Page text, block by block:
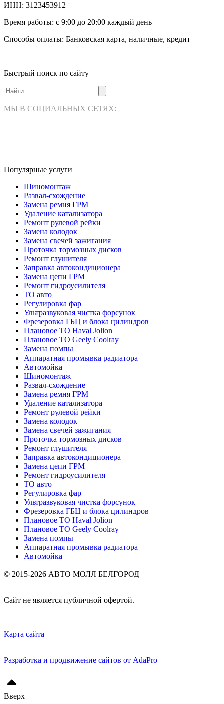
ИНН: 3123453912
Время работы: с 9:00 до 20:00 каждый день
Способы оплаты: Банковская карта, наличные, кредит
Быстрый поиск по сайту
МЫ В СОЦИАЛЬНЫХ СЕТЯХ:
Популярные услуги
Шиномонтаж
Развал-схождение
Замена ремня ГРМ
Удаление катализатора
Ремонт рулевой рейки
Замена колодок
Замена свечей зажигания
Проточка тормозных дисков
Ремонт глушителя
Заправка автокондиционера
Замена цепи ГРМ
Ремонт гидроусилителя
ТО авто
Регулировка фар
Ультразвуковая чистка форсунок
Фрезеровка ГБЦ и блока цилиндров
Плановое ТО Haval Jolion
Плановое ТО Geely Coolray
Замена помпы
Аппаратная промывка радиатора
Автомойка
Шиномонтаж
Развал-схождение
Замена ремня ГРМ
Удаление катализатора
Ремонт рулевой рейки
Замена колодок
Замена свечей зажигания
Проточка тормозных дисков
Ремонт глушителя
Заправка автокондиционера
Замена цепи ГРМ
Ремонт гидроусилителя
ТО авто
Регулировка фар
Ультразвуковая чистка форсунок
Фрезеровка ГБЦ и блока цилиндров
Плановое ТО Haval Jolion
Плановое ТО Geely Coolray
Замена помпы
Аппаратная промывка радиатора
Автомойка
© 2015-2026 АВТО МОЛЛ БЕЛГОРОД
Сайт не является публичной офертой.
Карта сайта
Разработка и продвижение сайтов от AdaPro
Вверх